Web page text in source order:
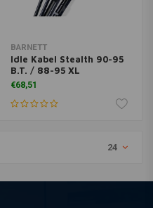
BARNETT
Idle Kabel Stealth 90-95
B.T. / 88-95 XL
€68,51
24